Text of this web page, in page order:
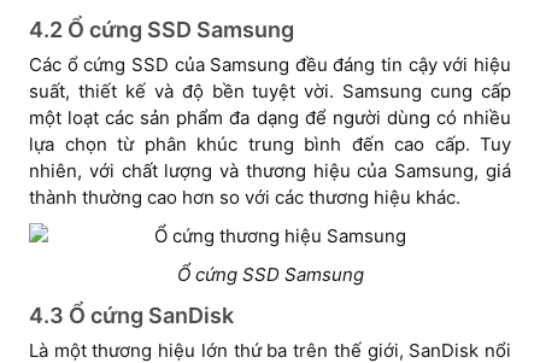
4.2 Ổ cứng SSD Samsung
Các ổ cứng SSD của Samsung đều đáng tin cậy với hiệu
suất, thiết kế và độ bền tuyệt vời. Samsung cung cấp
một loạt các sản phẩm đa dạng để người dùng có nhiều
lựa chọn từ phân khúc trung bình đến cao cấp. Tuy
nhiên, với chất lượng và thương hiệu của Samsung, giá
thành thường cao hơn so với các thương hiệu khác.
Ổ cứng SSD Samsung
4.3 Ổ cứng SanDisk
Là một thương hiệu lớn thứ ba trên thế giới, SanDisk nổi